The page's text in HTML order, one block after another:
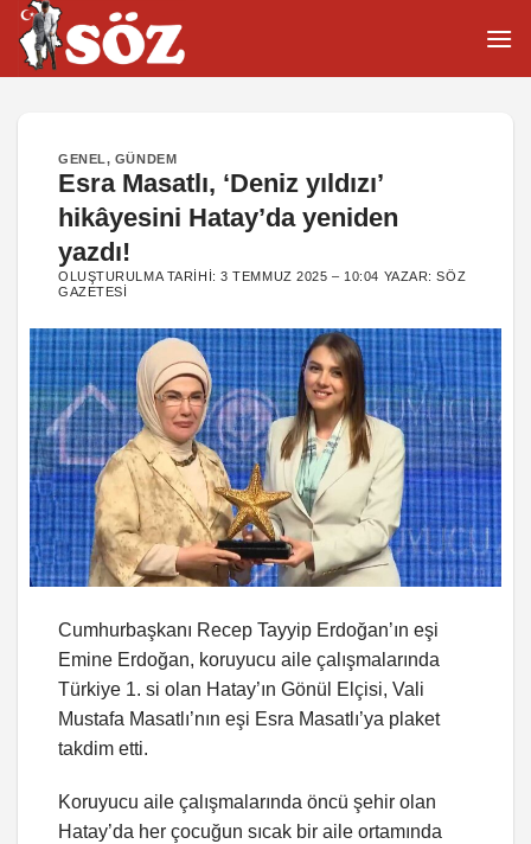
İçeriğe
atla
GENEL, GÜNDEM
Esra Masatlı, ‘Deniz yıldızı’
hikâyesini Hatay’da yeniden
yazdı!
OLUŞTURULMA TARIHI:3 TEMMUZ 2025 – 10:04 YAZAR:SÖZ
GAZETESI
Cumhurbaşkanı Recep Tayyip Erdoğan’ın eşi
Emine Erdoğan, koruyucu aile çalışmalarında
Türkiye 1. si olan Hatay’ın Gönül Elçisi, Vali
Mustafa Masatlı’nın eşi Esra Masatlı’ya plaket
takdim etti.
Koruyucu aile çalışmalarında öncü şehir olan
Hatay’da her çocuğun sıcak bir aile ortamında